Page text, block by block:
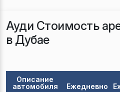
Ауди Стоимость
в Дубае
Описание
автомобиля
Ежедневно